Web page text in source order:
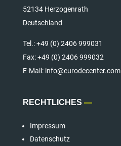
52134 Herzogenrath
Deutschland
Tel.:+49 (0) 2406 999031
Fax:+49 (0) 2406 999032
E-Mail: info@eurodecenter.com
RECHTLICHES —
Impressum
Datenschutz